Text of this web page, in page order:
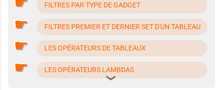
FILTRES PAR TYPE DE GADGET
FILTRES PREMIER ET DERNIER SET D'UN TABLEAU
LES OPÉRATEURS DE TABLEAUX
LES OPÉRATEURS LAMBDAS